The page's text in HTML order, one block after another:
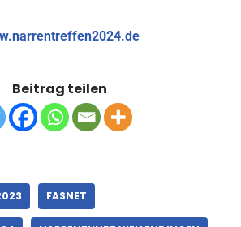
Beitrag teilen
FASNET